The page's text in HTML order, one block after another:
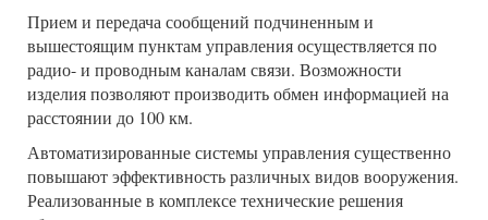
Прием и передача сообщений подчиненным и
вышестоящим пунктам управления осуществляется по
радио- и проводным каналам связи. Возможности
изделия позволяют производить обмен информацией на
расстоянии до 100 км.
Автоматизированные системы управления существенно
повышают эффективность различных видов вооружения.
Реализованные в комплексе технические решения